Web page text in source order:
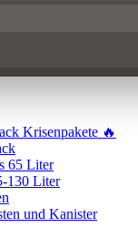
Krisenpakete 🔥
65 Liter
130 Liter
und Kanister